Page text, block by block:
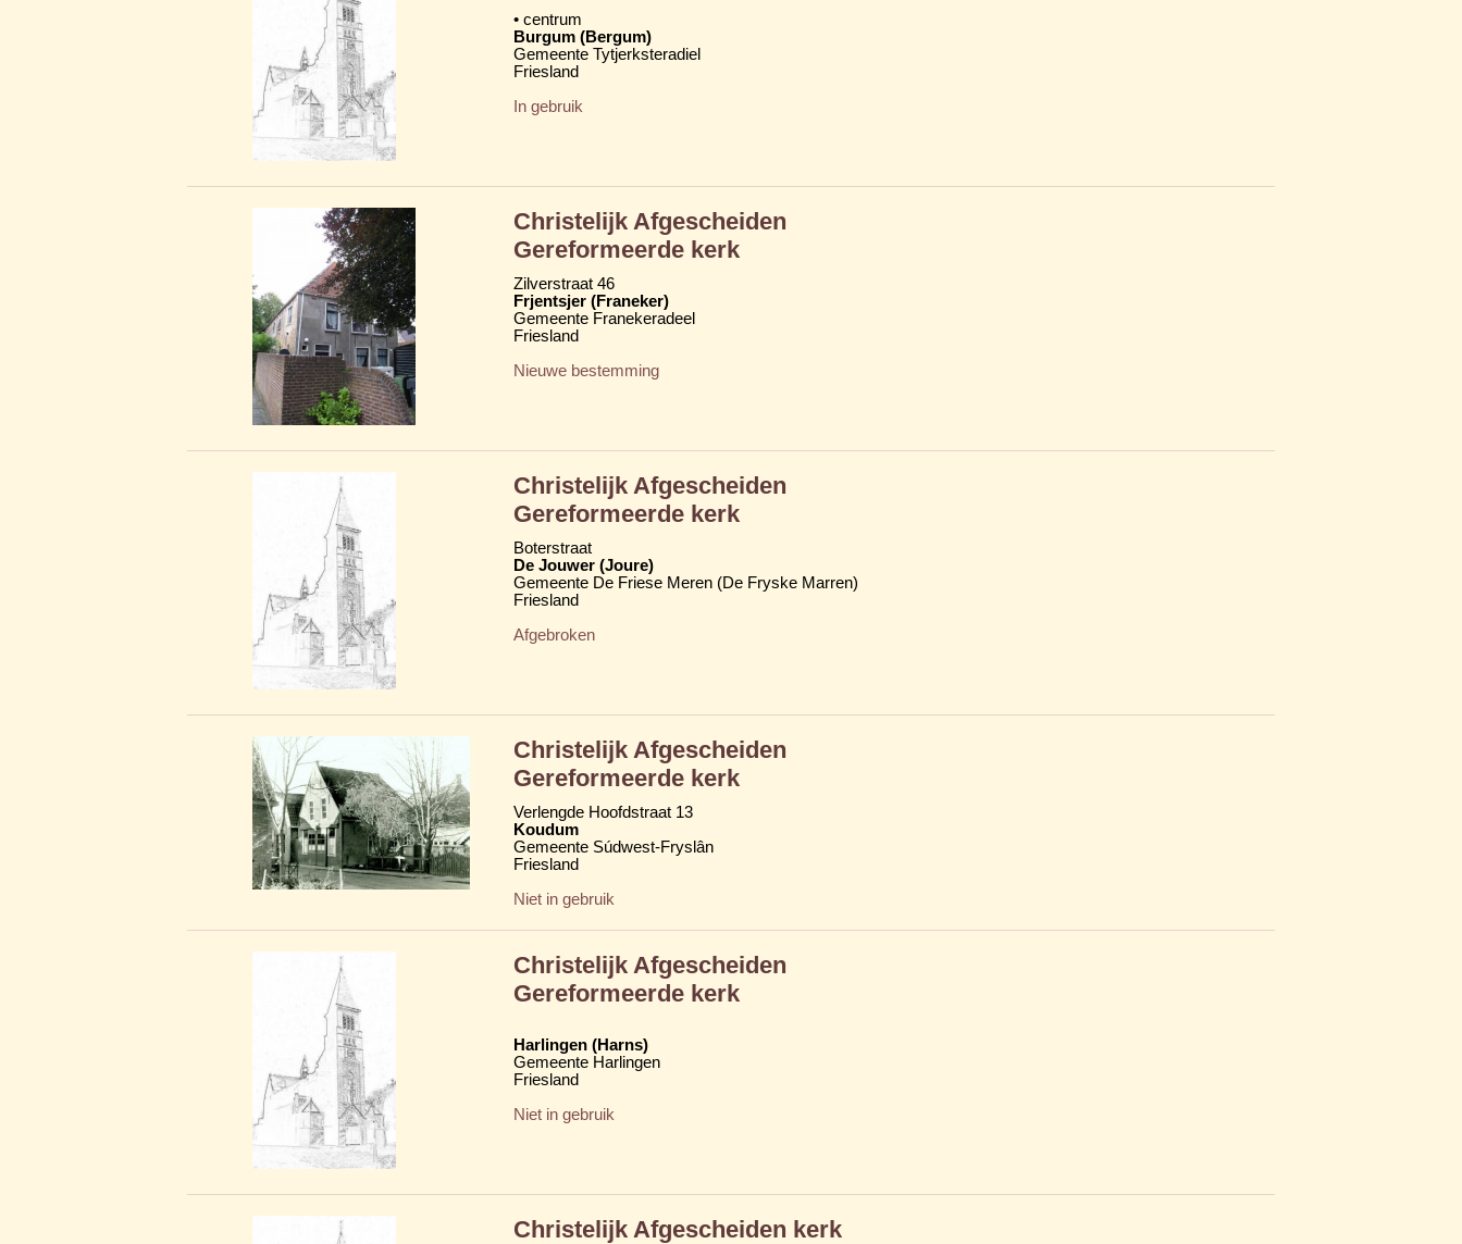
• centrum
Burgum (Bergum)
Gemeente Tytjerksteradiel
Friesland
In gebruik
Christelijk Afgescheiden
Gereformeerde kerk
Zilverstraat 46
Frjentsjer (Franeker)
Gemeente Franekeradeel
Friesland
Nieuwe bestemming
Christelijk Afgescheiden
Gereformeerde kerk
Boterstraat
De Jouwer (Joure)
Gemeente De Friese Meren (De Fryske Marren)
Friesland
Afgebroken
Christelijk Afgescheiden
Gereformeerde kerk
Verlengde Hoofdstraat 13
Koudum
Gemeente Súdwest-Fryslân
Friesland
Niet in gebruik
Christelijk Afgescheiden
Gereformeerde kerk
Harlingen (Harns)
Gemeente Harlingen
Friesland
Niet in gebruik
Christelijk Afgescheiden kerk